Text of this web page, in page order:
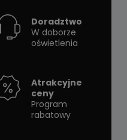
Doradztwo
W doborze
oświetlenia
Atrakcyjne
ceny
Program
rabatowy